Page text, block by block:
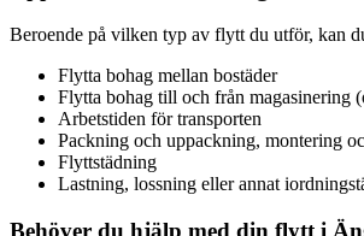
Beroende på vilken typ av flytt du utför, kan
Flytta bohag mellan bostäder
Flytta bohag till och från magasinering
Arbetstiden för transporten
Packning och uppackning, montering
Flyttstädning
Lastning, lossning eller annat
Behöver du hjälp med din flytt i